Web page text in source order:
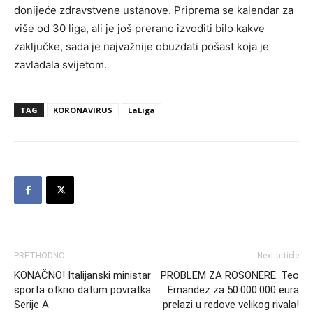
donijeće zdravstvene ustanove. Priprema se kalendar za
više od 30 liga, ali je još prerano izvoditi bilo kakve
zaključke, sada je najvažnije obuzdati pošast koja je
zavladala svijetom.
TAG KORONAVIRUS LaLiga
PRETHODNO
KONAČNO! Italijanski ministar
sporta otkrio datum povratka
Serije A
Next article
PROBLEM ZA ROSONERE: Teo
Ernandez za 50.000.000 eura
prelazi u redove velikog rivala!